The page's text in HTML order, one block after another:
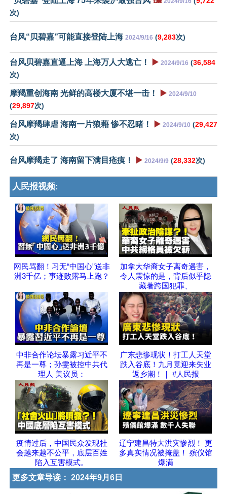
次)
台风“贝碧嘉”可能直接登陆上海 2024/9/16 (9,283次)
台风贝碧嘉直逼上海 上海万人大逃亡！ ▶️ 2024/9/16 (36,584
次)
摩羯重创海南 光鲜的高楼大厦不堪一击！ ▶️ 2024/9/10
(29,897次)
台风摩羯肆虐 海南一片狼藉 惨不忍睹！ ▶️ 2024/9/10 (29,427
次)
台风摩羯走了 海南留下满目疮痍！ ▶️ 2024/9/9 (28,332次)
人民报视频:
网民骂翻！习无“中国心”送非
洲3千亿；事迹败露马上跑？
加拿大华裔女子离奇遇害，
令人震惊的是，背后似乎隐
藏著跨国犯罪、
中非合作论坛暴露习近平不
再是一尊；孙雯被控中共代
理人 美议员：
广东悲惨现状！打工人天堂
跌入谷底！九月竟迎来失业
返乡潮！｜ #人民报
疫情过后，中国民众发现社
会越来越不公平，底层百姓
陷入互害模式。
辽宁建昌特大洪灾惨烈！ 更
多真实情况被掩盖！ 殡仪馆
爆满
更多文章导读： 2024年9月6日